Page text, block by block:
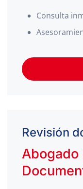
Consulta
Revisión
Abogado